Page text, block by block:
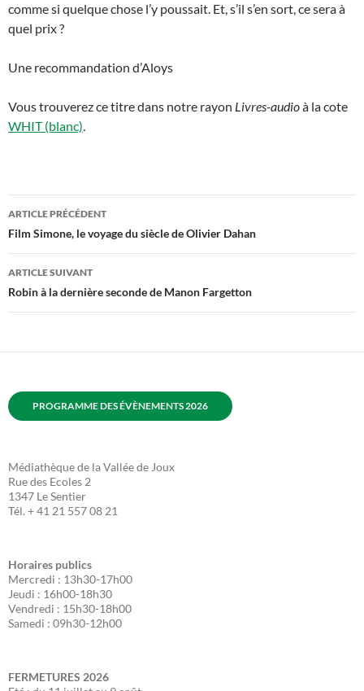
comme si quelque chose l’y poussait. Et, s’il s’en sort, ce sera à
quel prix ?
Une recommandation d’Aloys
Vous trouverez ce titre dans notre rayon Livres-audioà la cote
WHIT (blanc).
Navigation
des
articles
ARTICLE PRÉCÉDENT
Film Simone, le voyage du siècle de Olivier Dahan
ARTICLE SUIVANT
Robin à la dernière seconde de Manon Fargetton
PROGRAMME DES ÉVÈNEMENTS 2026
Médiathèque de la Vallée de Joux
Rue des Ecoles 2
1347 Le Sentier
Tél. + 41 21 557 08 21
Horaires publics
Mercredi : 13h30-17h00
Jeudi : 16h00-18h30
Vendredi : 15h30-18h00
Samedi : 09h30-12h00
FERMETURES 2026